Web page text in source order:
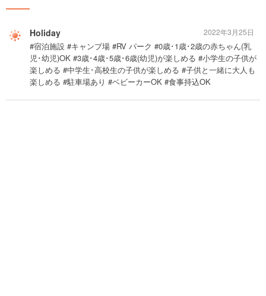
Holiday
#宿泊施設 #キャンプ場 #RV パーク #0歳･1歳･2歳の赤ちゃん(乳
児･幼児)OK #3歳･4歳･5歳･6歳(幼児)が楽しめる #小学生の子供が
楽しめる #中学生･高校生の子供が楽しめる #子供と一緒に大人も
楽しめる #駐車場あり #ベビーカーOK #食事持込OK
2022年3月25日